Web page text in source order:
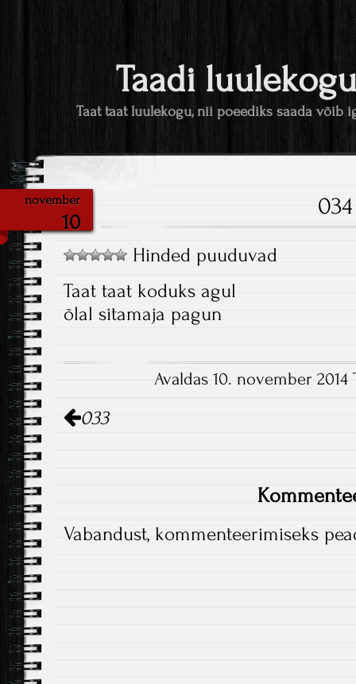
Taadi
Taat taat luulekogu, nii poeediks saada võib
november
10
034
Hinded puuduvad
Taat taat koduks agul
õlal sitamaja pagun
Avaldas 10. november
Postituse
haldamine
033
Vabandust, kommenteerimiseks